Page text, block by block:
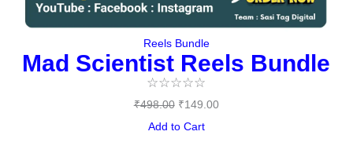
Reels Bundle
Mad Scientist Reels Bundle
☆☆☆☆☆
₹498.00 ₹149.00
Add to Cart